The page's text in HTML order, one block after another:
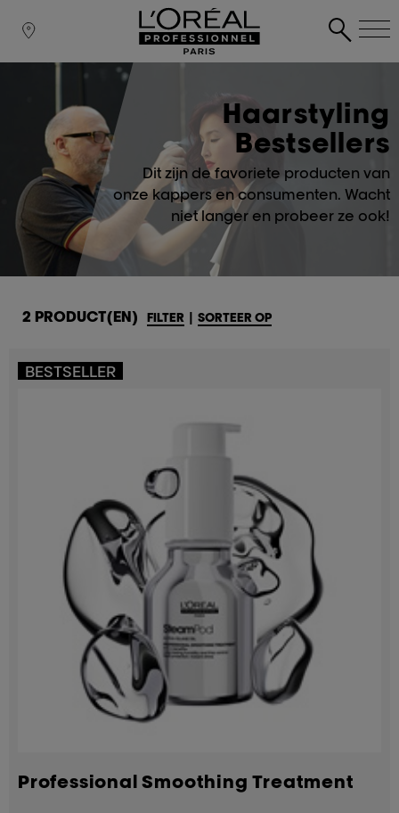
Haarstyling
Bestsellers
Dit zijn de favoriete producten van
onze kappers en consumenten. Wacht
niet langer en probeer ze ook!
2 PRODUCT(EN) FILTER SORTEER OP
BESTSELLER
Professional Smoothing Treatment